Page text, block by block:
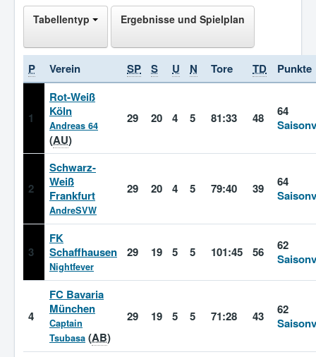
Tabellentyp Ergebnisse und Spielplan
P Verein SP S U N Tore TD Punkte
1
Rot-Weiß
Köln
Andreas 64
(AU)
29 20 4 5 81:33 48
64
2
Schwarz-
Weiß
Frankfurt
AndreSVW
29 20 4 5 79:40 39
64
3
FK
Schaffhausen
Nightfever
29 19 5 5 101:45 56
62
4
FC Bavaria
München
Captain
Tsubasa (AB)
29 19 5 5 71:28 43
62